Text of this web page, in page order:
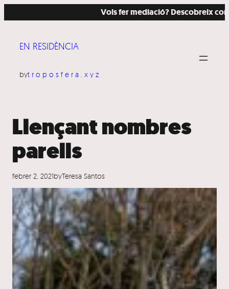
al
Vols fer mediació? Descobreix com
EN RESIDÈNCIA
bytroposfera.xyz
Llençant nombres
parells
febrer 2, 2021byTeresa Santos